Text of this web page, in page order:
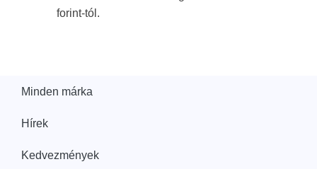
forint-tól.
Minden márka
Hírek
Kedvezmények